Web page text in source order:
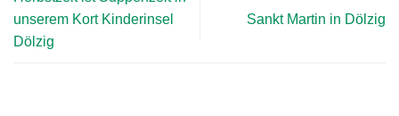
unserem Kort Kinderinsel
Dölzig
Sankt Martin in Dölzig